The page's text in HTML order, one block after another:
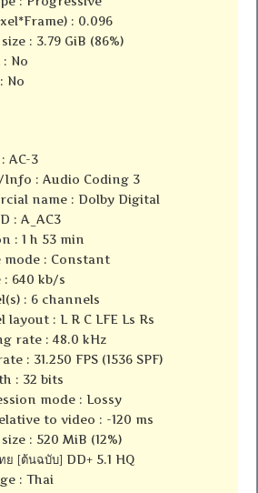
: 0.096
: 3.79 GiB (86%)
No
No
AC-3
Info : Audio Coding 3
name : Dolby Digital
: A_AC3
: 1 h 53 min
: Constant
640 kb/s
: 6 channels
layout : L R C LFE Ls Rs
rate : 48.0 kHz
: 31.250 FPS (1536 SPF)
: 32 bits
mode : Lossy
to video : -120 ms
: 520 MiB (12%)
ย [ต้นฉบับ] DD+ 5.1 HQ
: Thai